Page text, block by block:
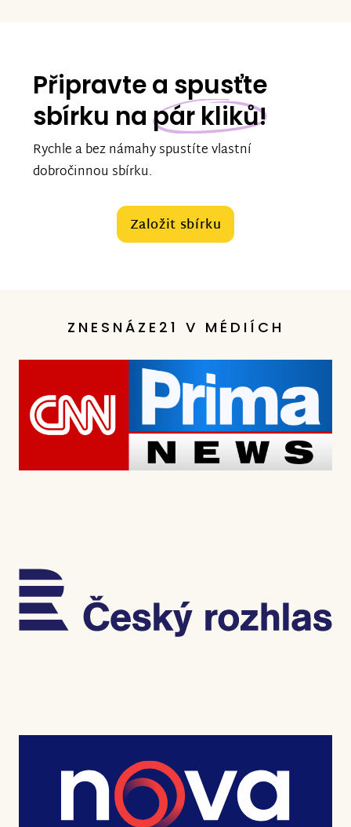
Připravte a spusťte
sbírku na pár kliků!
Rychle a bez námahy spustíte vlastní
dobročinnou sbírku.
Založit sbírku
ZNESNÁZE21 V MÉDIÍCH